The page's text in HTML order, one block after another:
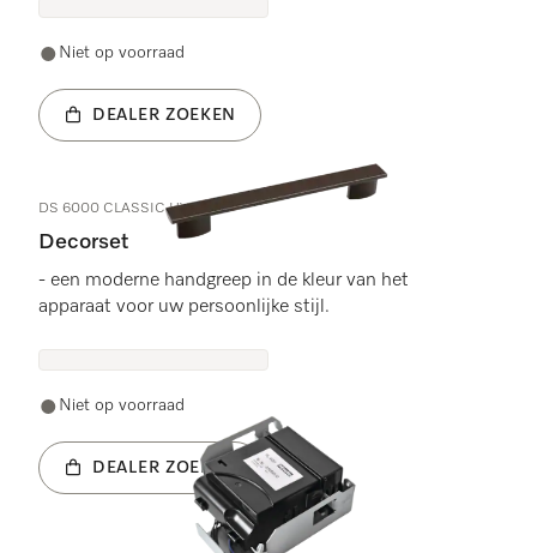
Niet op voorraad
DEALER ZOEKEN
DS 6000 CLASSIC HVBR
Decorset
- een moderne handgreep in de kleur van het
apparaat voor uw persoonlijke stijl.
Niet op voorraad
DEALER ZOEKEN